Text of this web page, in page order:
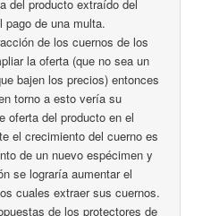
del producto extraído del
pago de una multa.
de los cuernos de los
la oferta (que no sea un
bajen los precios) entonces
torno a esto vería su
oferta del producto en el
el crecimiento del cuerno es
de un nuevo espécimen y
se lograría aumentar el
cuales extraer sus cuernos.
de los protectores de